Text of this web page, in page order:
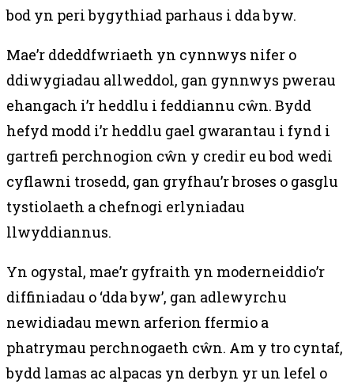
bod yn peri bygythiad parhaus i dda byw.
Mae’r ddeddfwriaeth yn cynnwys nifer o
ddiwygiadau allweddol, gan gynnwys pwerau
ehangach i’r heddlu i feddiannu cŵn. Bydd
hefyd modd i’r heddlu gael gwarantau i fynd i
gartrefi perchnogion cŵn y credir eu bod wedi
cyflawni trosedd, gan gryfhau’r broses o gasglu
tystiolaeth a chefnogi erlyniadau
llwyddiannus.
Yn ogystal, mae’r gyfraith yn moderneiddio’r
diffiniadau o ‘dda byw’, gan adlewyrchu
newidiadau mewn arferion ffermio a
phatrymau perchnogaeth cŵn. Am y tro cyntaf,
bydd lamas ac alpacas yn derbyn yr un lefel o